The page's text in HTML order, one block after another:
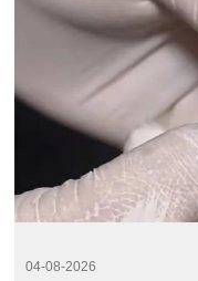
04-08-2026